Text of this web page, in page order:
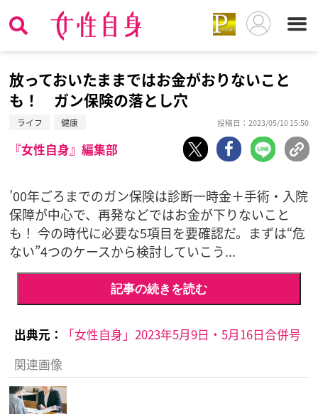
放っておいたままではお金がおりないこと
も！ ガン保険の落とし穴
ライフ 健康 投稿日：2023/05/10 15:50
『女性自身』編集部
’00年ごろまでのガン保険は診断一時金＋手術・入院
保障が中心で、再発などではお金が下りないこと
も！ 今の時代に必要な5項目を要確認だ。まずは“危
ない”4つのケースから検討していこう...
記事の続きを読む
出典元：
「女性自身」2023年5月9日・5月16日合併号
関連画像